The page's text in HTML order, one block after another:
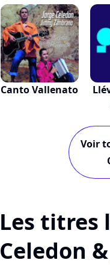
Canto Vallenato
Voir
Les titres
Celedon